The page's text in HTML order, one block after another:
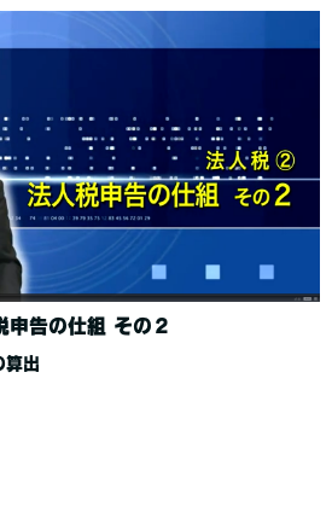
申告の仕組 その２
算出